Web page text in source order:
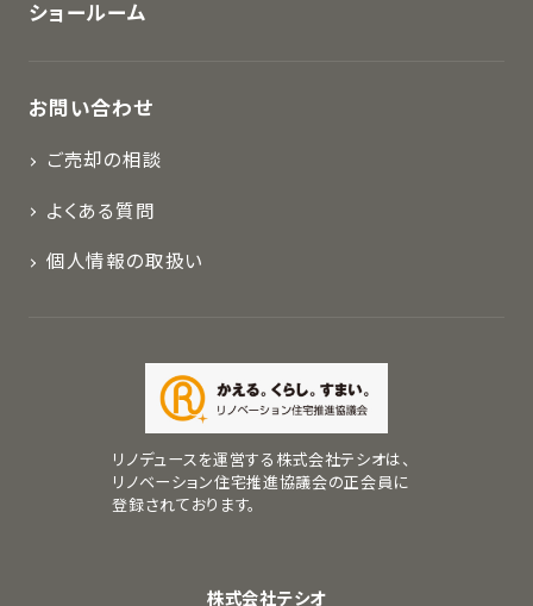
ショールーム
お問い合わせ
ご売却の相談
よくある質問
個人情報の取扱い
リノデュースを運営する株式会社テシオは、
リノベーション住宅推進協議会の正会員に
登録されております。
株式会社テシオ